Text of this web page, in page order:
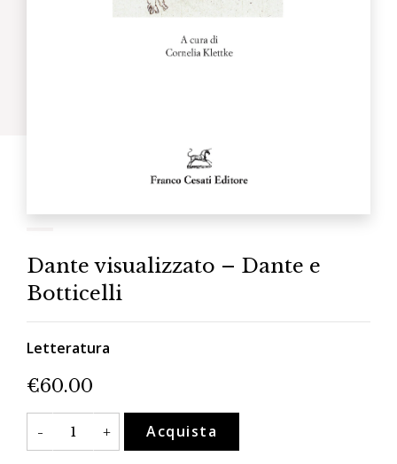
Dante visualizzato – Dante e
Botticelli
Letteratura
€60.00
-
Dante
visualizzato
-
+ Acquista